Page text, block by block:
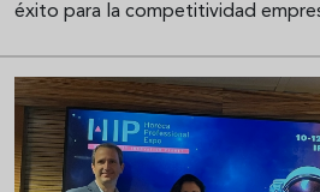
éxito para la competitividad